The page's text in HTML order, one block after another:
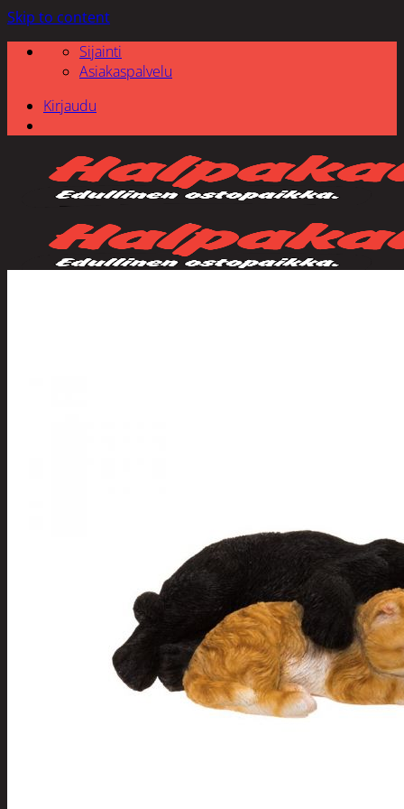
Skip to content
Sijainti
Asiakaspalvelu
Kirjaudu
tontut
Kyntteliköt
Valoketjut ja
kuusenvalot
Joulukoristeet
Kranssit ja
asetelmat
Tontut ja
muut
Joulutekstiilit